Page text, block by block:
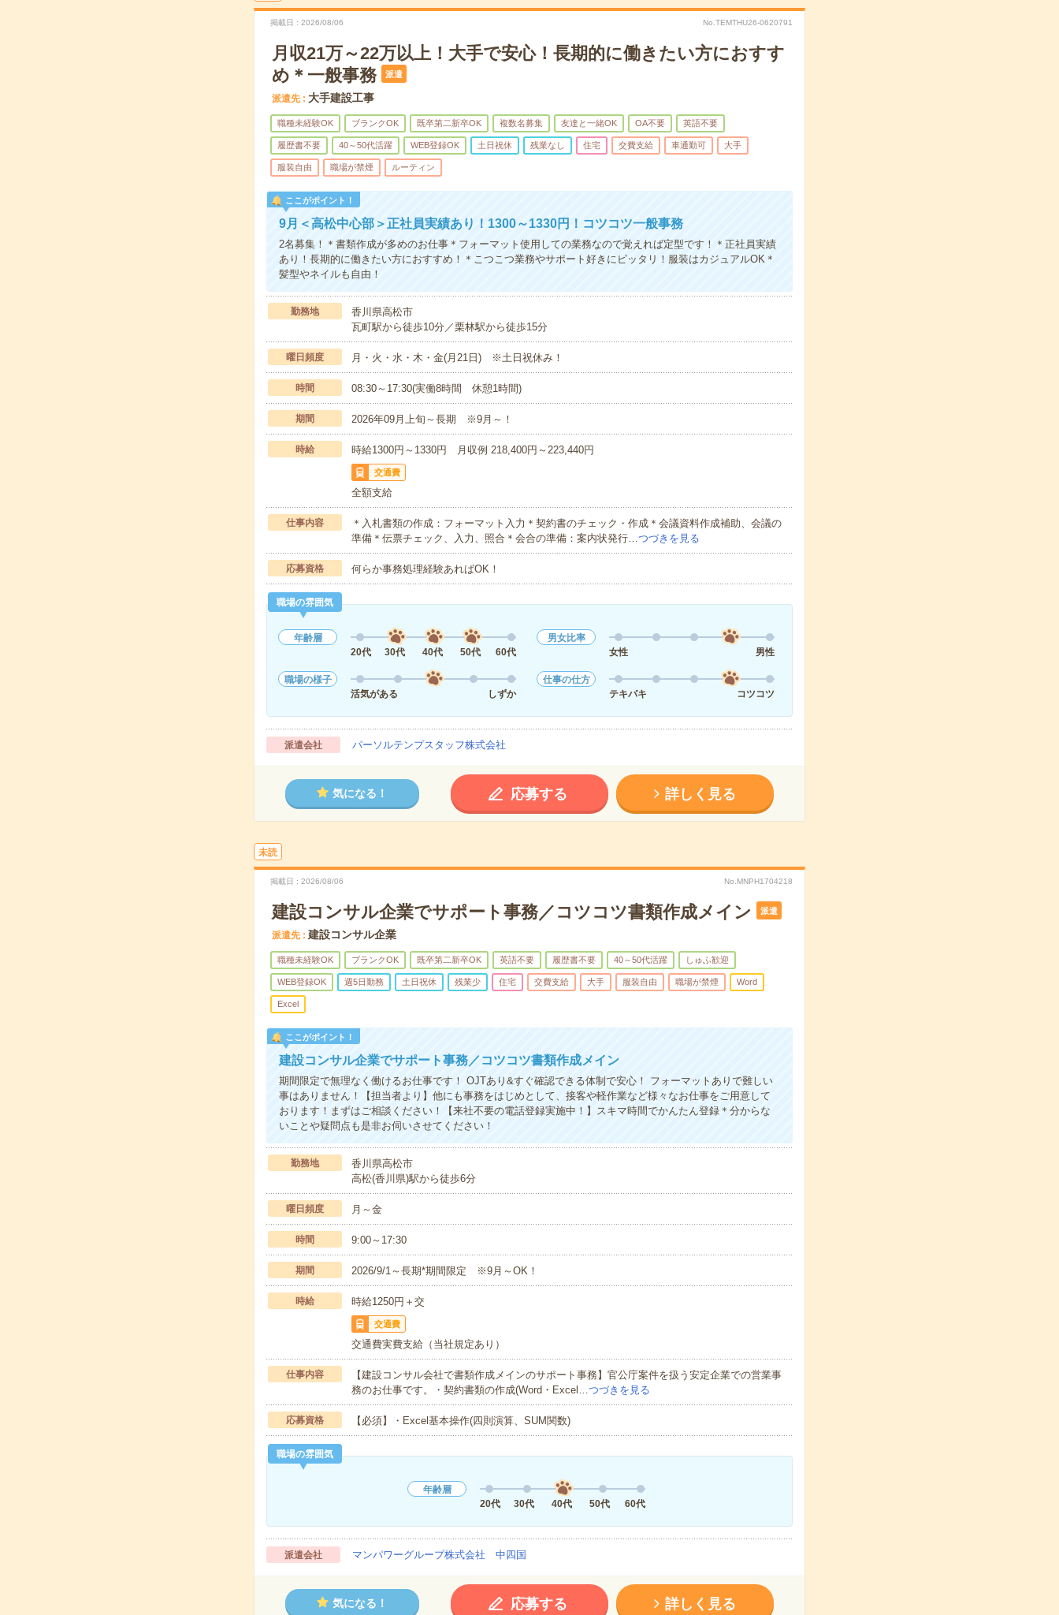
掲載日 2026/08/06 No.TEMTHU26-0620791
月収21万～22万以上！大手で安心！長期的に働きたい方におすす
め＊一般事務
派遣
派遣先 大手建設工事
職種未経験OK ブランクOK 既卒第二新卒OK 複数名募集 友達と一緒OK OA不要 英語不要
履歴書不要 40～50代活躍 WEB登録OK 土日祝休 残業なし 住宅 交費支給 車通勤可 大手
服装自由 職場が禁煙 ルーティン
ここがポイント！
9月＜高松中心部＞正社員実績あり！1300～1330円！コツコツ一般事務
2名募集！＊書類作成が多めのお仕事＊フォーマット使用しての業務なので覚えれば定型です！＊正社員実績
あり！長期的に働きたい方におすすめ！＊こつこつ業務やサポート好きにピッタリ！服装はカジュアルOK＊
髪型やネイルも自由！
勤務地
香川県高松市
瓦町駅から徒歩10分／栗林駅から徒歩15分
曜日頻度 月・火・水・木・金(月21日) ※土日祝休み！
時間 08:30～17:30(実働8時間 休憩1時間)
期間 2026年09月上旬～長期 ※9月～！
時給 時給1300円～1330円 月収例 218,400円～223,440円
交通費
全額支給
仕事内容
＊入札書類の作成：フォーマット入力＊契約書のチェック・作成＊会議資料作成補助、会議の
準備＊伝票チェック、入力、照合＊会合の準備：案内状発行…つづきを見る
応募資格 何らか事務処理経験あればOK！
職場の雰囲気
年齢層
20代
30代 40代 50代 60代
男女比率
女性
男性
職場の様子
活気がある
しずか
仕事の仕方
テキパキ
コツコツ
派遣会社 パーソルテンプスタッフ株式会社
気になる！ 応募する 詳しく見る
未読
掲載日 2026/08/06 No.MNPH1704218
建設コンサル企業でサポート事務／コツコツ書類作成メイン 派遣
派遣先 建設コンサル企業
職種未経験OK ブランクOK 既卒第二新卒OK 英語不要 履歴書不要 40～50代活躍 しゅふ歓迎
WEB登録OK 週5日勤務 土日祝休 残業少 住宅 交費支給 大手 服装自由 職場が禁煙 Word
Excel
ここがポイント！
建設コンサル企業でサポート事務／コツコツ書類作成メイン
期間限定で無理なく働けるお仕事です！ OJTあり&すぐ確認できる体制で安心！ フォーマットありで難しい
事はありません！【担当者より】他にも事務をはじめとして、接客や軽作業など様々なお仕事をご用意して
おります！まずはご相談ください！【来社不要の電話登録実施中！】スキマ時間でかんたん登録＊分からな
いことや疑問点も是非お伺いさせてください！
勤務地
香川県高松市
高松(香川県)駅から徒歩6分
曜日頻度 月～金
時間 9:00～17:30
期間 2026/9/1～長期*期間限定 ※9月～OK！
時給 時給1250円＋交
交通費
交通費実費支給（当社規定あり）
仕事内容
【建設コンサル会社で書類作成メインのサポート事務】官公庁案件を扱う安定企業での営業事
務のお仕事です。・契約書類の作成(Word・Excel…つづきを見る
応募資格 【必須】・Excel基本操作(四則演算、SUM関数)
職場の雰囲気
年齢層
20代
30代 40代 50代 60代
派遣会社 マンパワーグループ株式会社 中四国
気になる！ 応募する 詳しく見る